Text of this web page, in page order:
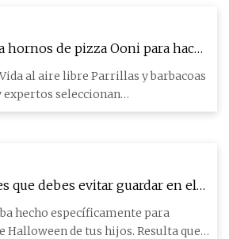
hornos de pizza Ooni para hacer
del 2023
al aire libre Parrillas y barbacoas
seleccionan
que debes evitar guardar en el
hecho específicamente para
de tus hijos. Resulta que